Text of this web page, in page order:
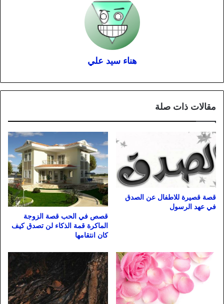
هناء سيد علي
مقالات ذات صلة
قصة قصيرة للاطفال عن الصدق
في عهد الرسول
قصص في الحب قصة الزوجة
الماكرة قمة الذكاء لن تصدق كيف
كان انتقامها